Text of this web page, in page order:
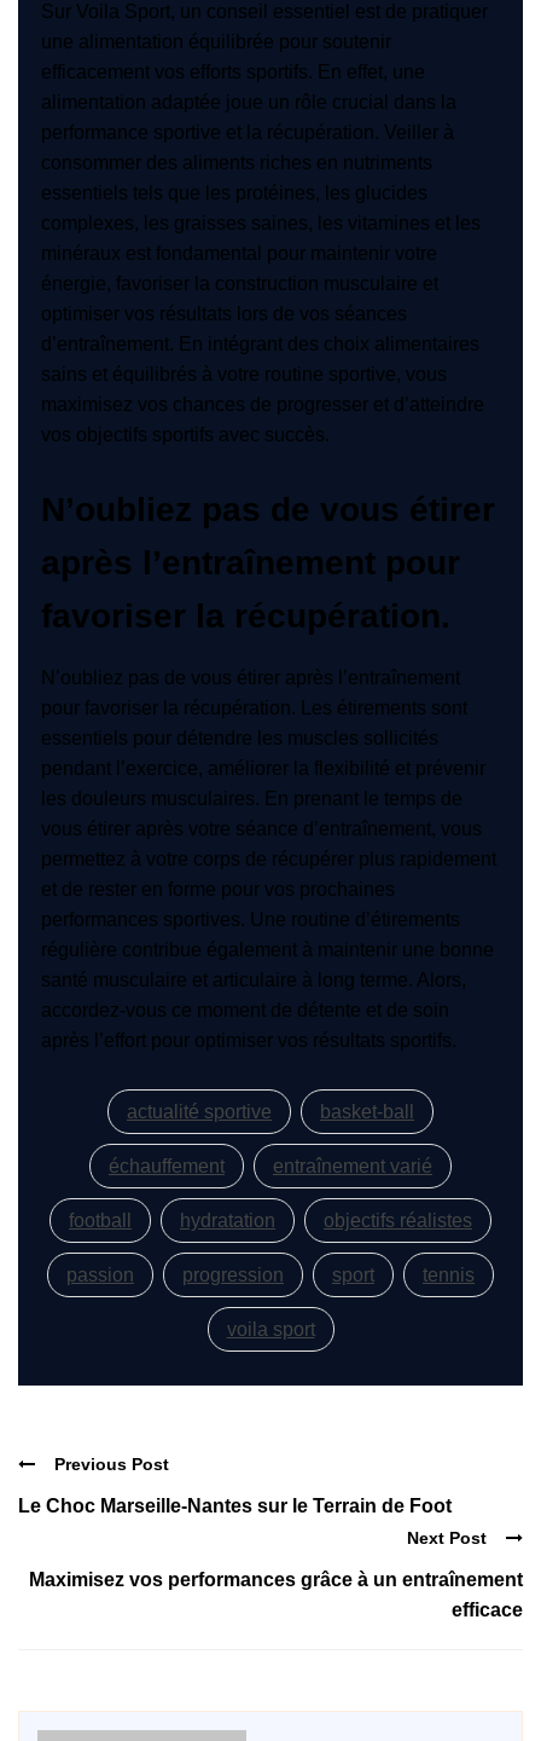
Sur Voila Sport, un conseil essentiel est de pratiquer
une alimentation équilibrée pour soutenir
efficacement vos efforts sportifs. En effet, une
alimentation adaptée joue un rôle crucial dans la
performance sportive et la récupération. Veiller à
consommer des aliments riches en nutriments
essentiels tels que les protéines, les glucides
complexes, les graisses saines, les vitamines et les
minéraux est fondamental pour maintenir votre
énergie, favoriser la construction musculaire et
optimiser vos résultats lors de vos séances
d’entraînement. En intégrant des choix alimentaires
sains et équilibrés à votre routine sportive, vous
maximisez vos chances de progresser et d’atteindre
vos objectifs sportifs avec succès.
N’oubliez pas de vous étirer
après l’entraînement pour
favoriser la récupération.
N’oubliez pas de vous étirer après l’entraînement
pour favoriser la récupération. Les étirements sont
essentiels pour détendre les muscles sollicités
pendant l’exercice, améliorer la flexibilité et prévenir
les douleurs musculaires. En prenant le temps de
vous étirer après votre séance d’entraînement, vous
permettez à votre corps de récupérer plus rapidement
et de rester en forme pour vos prochaines
performances sportives. Une routine d’étirements
régulière contribue également à maintenir une bonne
santé musculaire et articulaire à long terme. Alors,
accordez-vous ce moment de détente et de soin
après l’effort pour optimiser vos résultats sportifs.
actualité sportive basket-ball
échauffement entraînement varié
football hydratation objectifs réalistes
passion progression sport tennis
voila sport
Previous Post
Le Choc Marseille-Nantes sur le Terrain de Foot
Next Post
Maximisez vos performances grâce à un entraînement
efficace